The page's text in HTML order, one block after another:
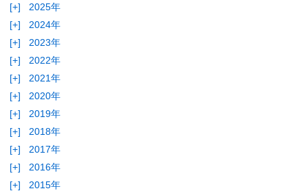
[+]
2025年
[+]
2024年
[+]
2023年
[+]
2022年
[+]
2021年
[+]
2020年
[+]
2019年
[+]
2018年
[+]
2017年
[+]
2016年
[+]
2015年